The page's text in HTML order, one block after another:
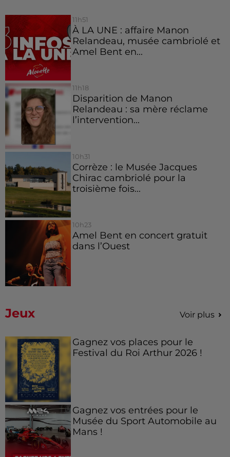
11h51
À LA UNE : affaire Manon
Relandeau, musée cambriolé et
Amel Bent en...
11h18
Disparition de Manon
Relandeau : sa mère réclame
l’intervention...
10h31
Corrèze : le Musée Jacques
Chirac cambriolé pour la
troisième fois...
10h23
Amel Bent en concert gratuit
dans l’Ouest
Jeux Voir plus
Gagnez vos places pour le
Festival du Roi Arthur 2026 !
Gagnez vos entrées pour le
Musée du Sport Automobile au
Mans !